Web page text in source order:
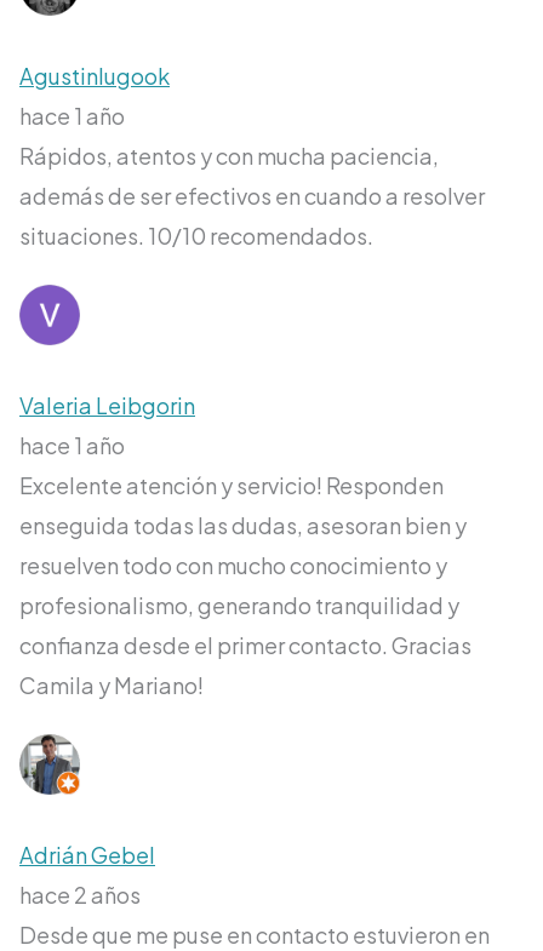
Agustinlugook
hace 1 año
Rápidos, atentos y con mucha paciencia,
además de ser efectivos en cuando a resolver
situaciones. 10/10 recomendados.
Valeria Leibgorin
hace 1 año
Excelente atención y servicio! Responden
enseguida todas las dudas, asesoran bien y
resuelven todo con mucho conocimiento y
profesionalismo, generando tranquilidad y
confianza desde el primer contacto. Gracias
Camila y Mariano!
Adrián Gebel
hace 2 años
Desde que me puse en contacto estuvieron en